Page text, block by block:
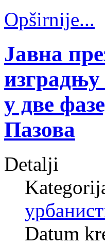
Opširnije...
Јавна
у две
Пазова
Detalji
Datum